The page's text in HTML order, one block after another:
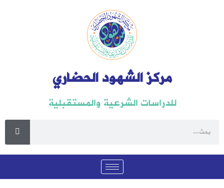
مركز الشهود الحضاري
للدراسات الشرعية والمستقبلية